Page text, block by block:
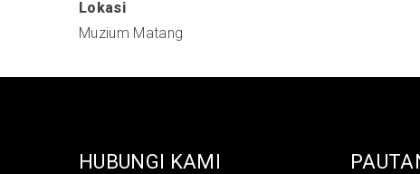
Lokasi
Muzium Matang
HUBUNGI KAMI